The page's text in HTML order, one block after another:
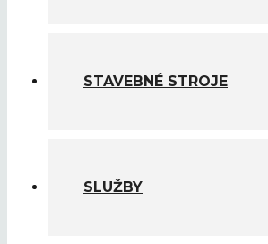
STAVEBNÉ STROJE
SLUŽBY